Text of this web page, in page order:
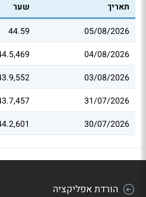
תאריך שער
05/08/2026
44.59
04/08/2026
03/08/2026
31/07/2026
30/07/2026
הורדת אפליקציה